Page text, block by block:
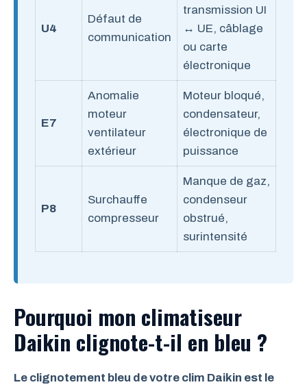
U4
Défaut de
communication
transmission UI
↔ UE, câblage
ou carte
électronique
E7
Anomalie
moteur
ventilateur
extérieur
Moteur bloqué,
condensateur,
électronique de
puissance
P8
Surchauffe
compresseur
Manque de gaz,
condenseur
obstrué,
surintensité
Pourquoi mon climatiseur
Daikin clignote-t-il en bleu ?
Le clignotement bleu de votre clim Daikin est le